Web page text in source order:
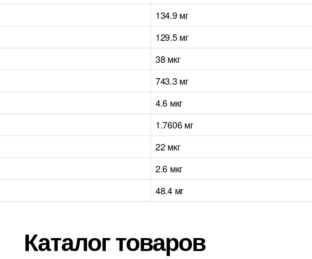
134.9 мг
129.5 мг
38 мкг
743.3 мг
4.6 мкг
1.7606 мг
22 мкг
2.6 мкг
48.4 мг
Каталог товаров